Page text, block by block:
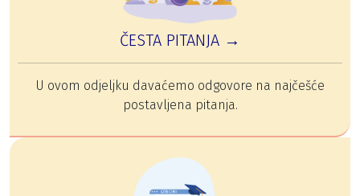
ČESTA PITANJA →
U ovom odjeljku davaćemo odgovore na najčešće
postavljena pitanja.